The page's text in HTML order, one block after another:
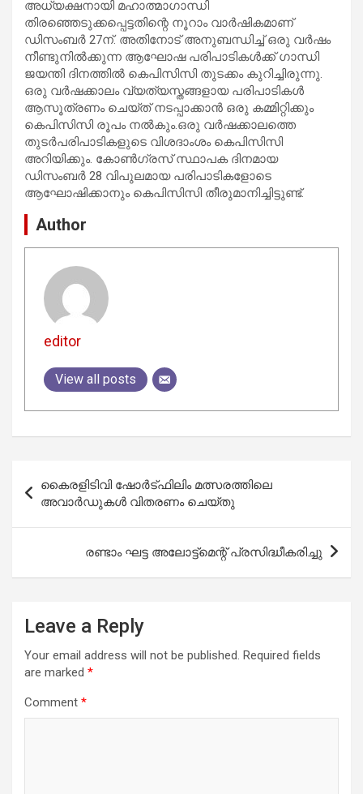
അധ്യക്ഷനായി മഹാത്മാഗാന്ധി
തിരഞ്ഞെടുക്കപ്പെട്ടതിന്റെ നൂറാം വാര്‍ഷികമാണ്
ഡിസംബര്‍ 27ന്. അതിനോട് അനുബന്ധിച്ച് ഒരു വര്‍ഷം
നീണ്ടുനില്‍ക്കുന്ന ആഘോഷ പരിപാടികള്‍ക്ക് ഗാന്ധി
ജയന്തി ദിനത്തില്‍ കെപിസിസി തുടക്കം കുറിച്ചിരുന്നു.
ഒരു വര്‍ഷക്കാലം വ്യത്യസ്തങ്ങളായ പരിപാടികള്‍
ആസൂത്രണം ചെയ്ത് നടപ്പാക്കാന്‍ ഒരു കമ്മിറ്റിക്കും
കെപിസിസി രൂപം നല്‍കും.ഒരു വര്‍ഷക്കാലത്തെ
തുടര്‍പരിപാടികളുടെ വിശദാംശം കെപിസിസി
അറിയിക്കും. കോണ്‍ഗ്രസ് സ്ഥാപക ദിനമായ
ഡിസംബര്‍ 28 വിപുലമായ പരിപാടികളോടെ
ആഘോഷിക്കാനും കെപിസിസി തീരുമാനിച്ചിട്ടുണ്ട്.
Author
editor
View all posts
navigation
കൈരളിടിവി ഷോർട്ഫിലിം മത്സരത്തിലെ
അവാർഡുകൾ വിതരണം ചെയ്‌തു
രണ്ടാം ഘട്ട അലോട്ട്‌മെന്റ് പ്രസിദ്ധീകരിച്ചു
Leave a Reply
Your email address will not be published. Required fields
are marked *
Comment *